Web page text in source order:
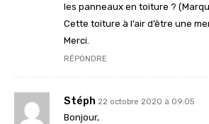
les panneaux en toiture ?
Cette toiture à l’air d’être une
Merci.
RÉPONDRE
Stéph 22 octobre 2020 à 09:05
Bonjour,